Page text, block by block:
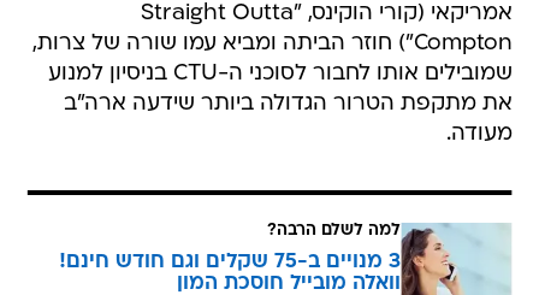
אמריקאי (קורי הוקינס, "Straight Outta
Compton") חוזר הביתה ומביא עמו שורה של צרות,
שמובילים אותו לחבור לסוכני ה-CTU בניסיון למנוע
את מתקפת הטרור הגדולה ביותר שידעה ארה"ב
מעודה.
למה לשלם הרבה?
3 מנויים ב-75 שקלים וגם חודש חינם!
וואלה מובייל חוסכת המון